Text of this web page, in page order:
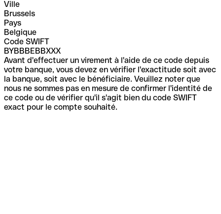
Ville
Brussels
Pays
Belgique
Code SWIFT
BYBBBEBBXXX
Avant d'effectuer un virement à l'aide de ce code depuis
votre banque, vous devez en vérifier l'exactitude soit avec
la banque, soit avec le bénéficiaire. Veuillez noter que
nous ne sommes pas en mesure de confirmer l'identité de
ce code ou de vérifier qu'il s'agit bien du code SWIFT
exact pour le compte souhaité.